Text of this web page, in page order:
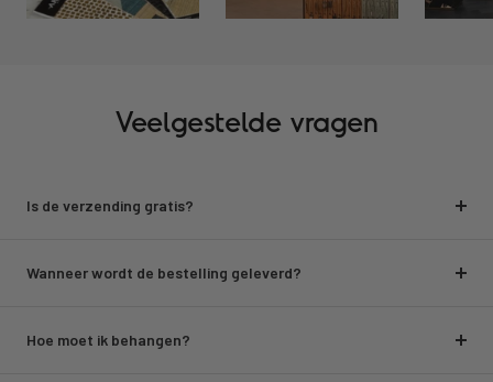
Veelgestelde vragen
Is de verzending gratis?
Wanneer wordt de bestelling geleverd?
Hoe moet ik behangen?